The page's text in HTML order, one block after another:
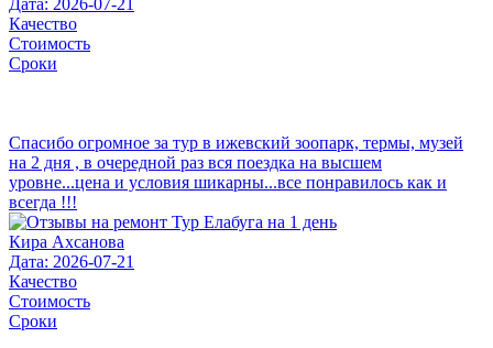
Дата: 2026-07-21
Качество
Стоимость
Сроки
Спасибо огромное за тур в ижевский зоопарк, термы, музей
на 2 дня , в очередной раз вся поездка на высшем
уровне...цена и условия шикарны...все понравилось как и
всегда !!!
Кира Ахсанова
Дата: 2026-07-21
Качество
Стоимость
Сроки